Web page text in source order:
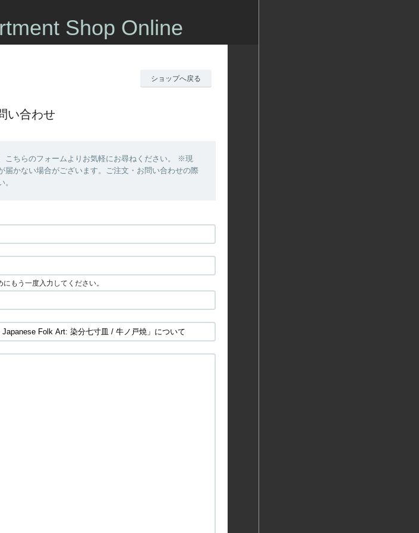
Shop Online
ショップへ戻る
い合わせ
こちらのフォームよりお気軽にお尋ねください。 ※現
かない場合がございます。ご注文・お問い合わせの際
もう一度入力してください。